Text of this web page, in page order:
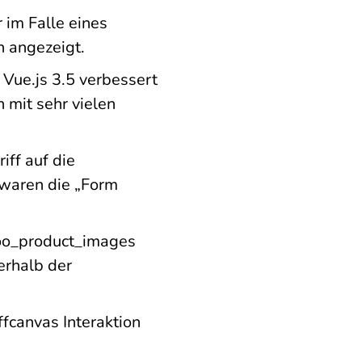
Falle eines
angezeigt.
3.5 verbessert
mit sehr vielen
auf die
die „Form
der
Interaktion